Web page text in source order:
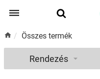
/ Összes termék
Rendezés